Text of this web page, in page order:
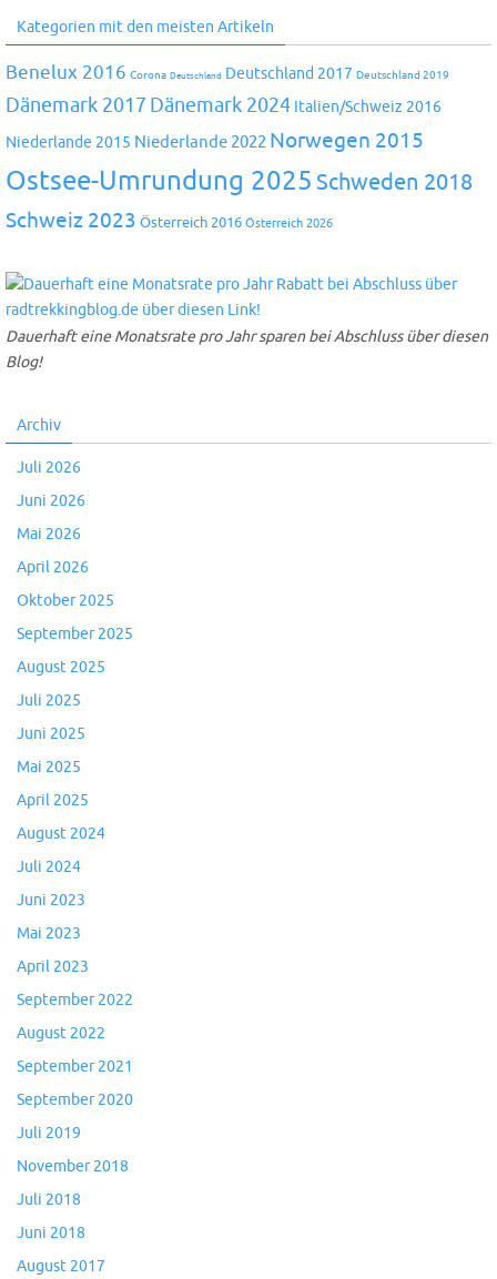
Kategorien mit den meisten Artikeln
Benelux 2016 Corona Deutschland Deutschland 2017 Deutschland 2019
Dänemark 2017 Dänemark 2024 Italien/Schweiz 2016
Niederlande 2015 Niederlande 2022 Norwegen 2015
Ostsee-Umrundung 2025 Schweden 2018
Schweiz 2023 Österreich 2016 Österreich 2026
Dauerhaft eine Monatsrate pro Jahr sparen bei Abschluss über diesen
Blog!
Archiv
Juli 2026
Juni 2026
Mai 2026
April 2026
Oktober 2025
September 2025
August 2025
Juli 2025
Juni 2025
Mai 2025
April 2025
August 2024
Juli 2024
Juni 2023
Mai 2023
April 2023
September 2022
August 2022
September 2021
September 2020
Juli 2019
November 2018
Juli 2018
Juni 2018
August 2017